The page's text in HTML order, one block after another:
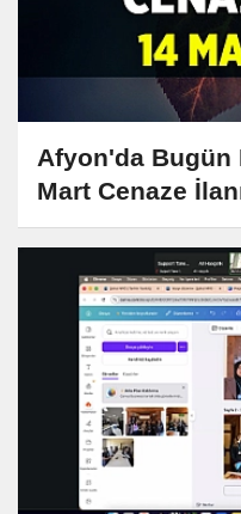
Afyon'da Bugün
Mart Cenaze